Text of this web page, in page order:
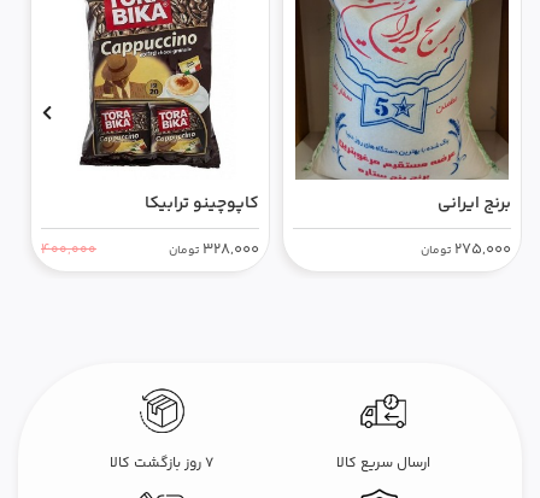
برنج ایرانی
275,000 تومان
کاپوچینو ترابیکا
328,000 تومان 400,000
ارسال سریع کالا ۷ روز بازگشت کالا